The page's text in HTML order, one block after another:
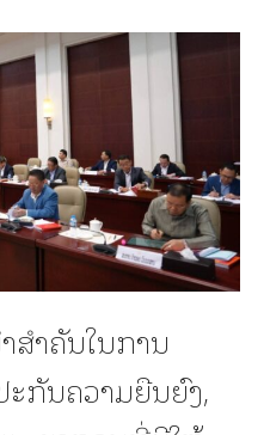
ສໍາຄັນໃນການ
ກັນຄວາມຍືນຍົງ,